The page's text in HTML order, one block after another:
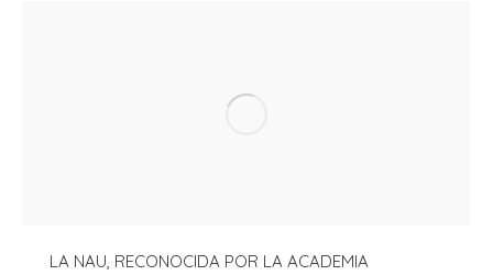
LA NAU, RECONOCIDA POR LA ACADEMIA